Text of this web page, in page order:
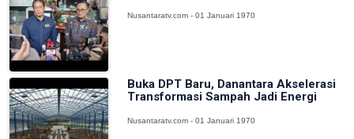
Nusantaratv.com - 01 Januari 1970
Buka DPT Baru, Danantara Akselerasi
Transformasi Sampah Jadi Energi
Nusantaratv.com - 01 Januari 1970